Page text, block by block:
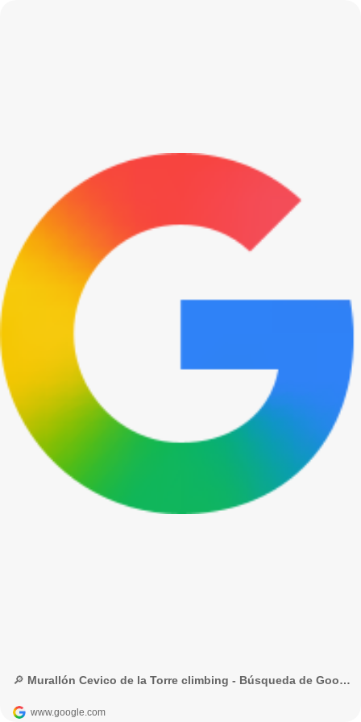
🔎 Murallón Cevico de la Torre climbing - Búsqueda de Google
www.google.com